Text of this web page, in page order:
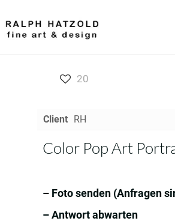
20
Client RH
Color Pop Art
– Foto senden (Anfragen
– Antwort abwarten